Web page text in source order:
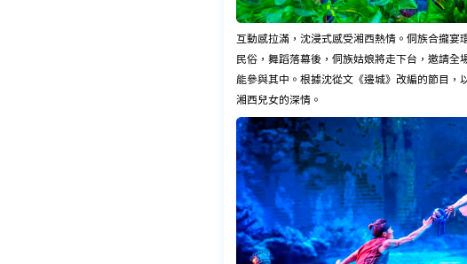
互動感拉滿，沈浸式感受湘西熱情。侗族合攏宴
民俗，舞蹈落幕後，侗族姑娘將走下台，邀請全
能參與其中。根據沈從文《邊城》改編的節目，
湘西兒女的深情。